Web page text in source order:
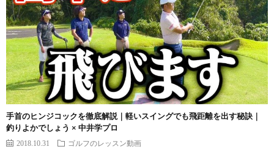
手首のヒンジコックを徹底解説｜軽いスイングでも飛距離を出す秘訣｜
釣りよかでしょう × 中井学プロ
2018.10.31 ゴルフのレッスン動画